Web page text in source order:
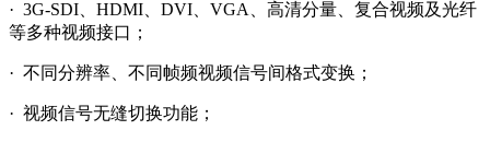
· 3G-SDI、HDMI、DVI、VGA、高清分量、复合视频及光纤
等多种视频接口；
· 不同分辨率、不同帧频视频信号间格式变换；
· 视频信号无缝切换功能；